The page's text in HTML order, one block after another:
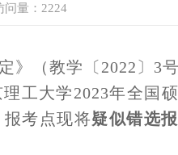
问量： 2224
》（教学〔 2022 〕 3
工大学2023年全国
报考点现将疑似错选